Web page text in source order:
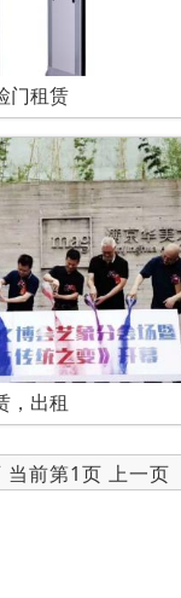
门租赁
，出租
前第1页 上一页